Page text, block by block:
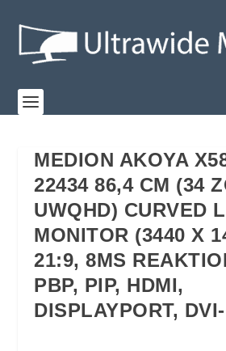
MEDION AKOYA
22434 86,4 CM (34
UWQHD) CURVED
MONITOR (3440 X
21:9, 8MS
PBP, PIP, HDMI,
DISPLAYPORT, DVI-